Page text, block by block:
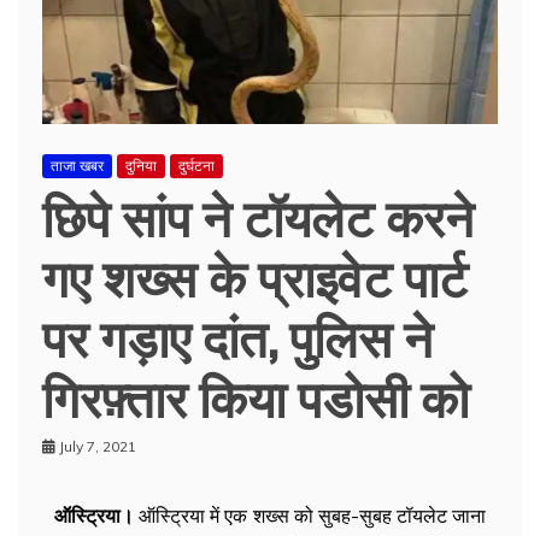
ताजा खबर दुनिया दुर्घटना
छिपे सांप ने टॉयलेट करने
गए शख्स के प्राइवेट पार्ट
पर गड़ाए दांत, पुलिस ने
गिरफ़्तार किया पडोसी को
July 7, 2021
ऑस्ट्रिया। ऑस्ट्रिया में एक शख्स को सुबह-सुबह टॉयलेट जाना